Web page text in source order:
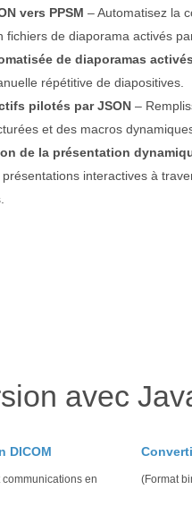
vers PPSM – Automatisez la
fichiers de diaporama activés
de diaporamas
répétitive de diapositives.
pilotés par JSON –
et des macros
de la présentation
interactives à
avec
DICOM
en
(Format